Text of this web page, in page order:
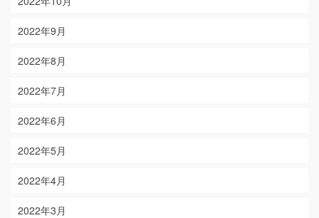
2022年9月
2022年8月
2022年7月
2022年6月
2022年5月
2022年4月
2022年3月